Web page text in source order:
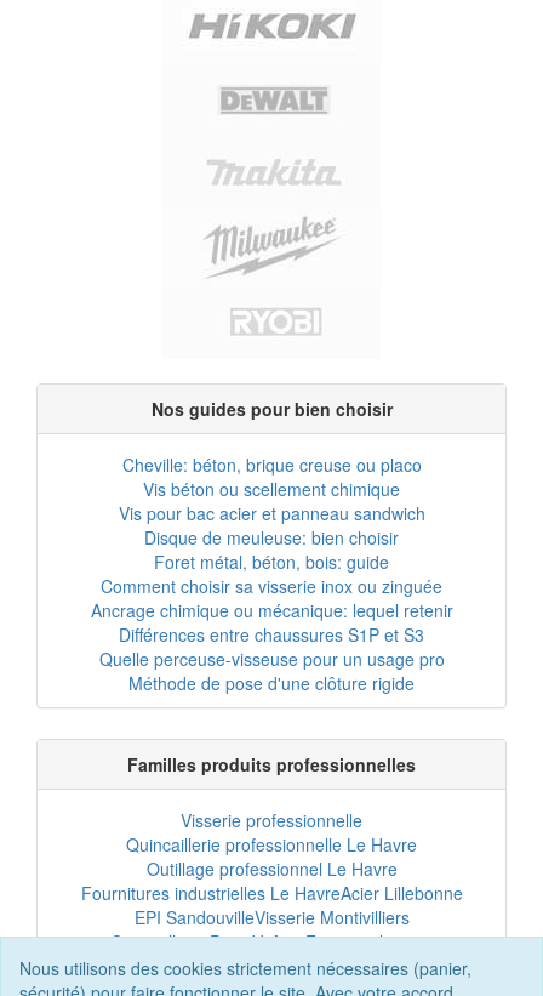
Nous utilisons des cookies strictement nécessaires (panier,
Nos guides pour bien choisir
Cheville: béton, brique creuse ou placo
Vis béton ou scellement chimique
Vis pour bac acier et panneau sandwich
Disque de meuleuse: bien choisir
Foret métal, béton, bois: guide
Comment choisir sa visserie inox ou zinguée
Ancrage chimique ou mécanique: lequel retenir
Différences entre chaussures S1P et S3
Quelle perceuse-visseuse pour un usage pro
Méthode de pose d'une clôture rigide
Familles produits professionnelles
Visserie professionnelle
Quincaillerie professionnelle Le Havre
Outillage professionnel Le Havre
Fournitures industrielles Le HavreAcier Lillebonne
EPI SandouvilleVisserie Montivilliers
Quincaillerie Port-JérômeFixation chantier
EPI professionnelOutillage maintenance
Acier professionnelTôles et bardage